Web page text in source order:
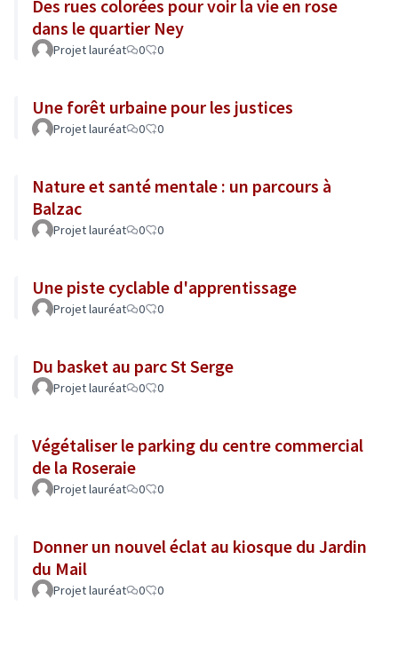
Des rues colorées pour voir la vie en rose
dans le quartier Ney
Projet lauréat 0 0
Une forêt urbaine pour les justices
Projet lauréat 0 0
Nature et santé mentale : un parcours à
Balzac
Projet lauréat 0 0
Une piste cyclable d'apprentissage
Projet lauréat 0 0
Du basket au parc St Serge
Projet lauréat 0 0
Végétaliser le parking du centre commercial
de la Roseraie
Projet lauréat 0 0
Donner un nouvel éclat au kiosque du Jardin
du Mail
Projet lauréat 0 0